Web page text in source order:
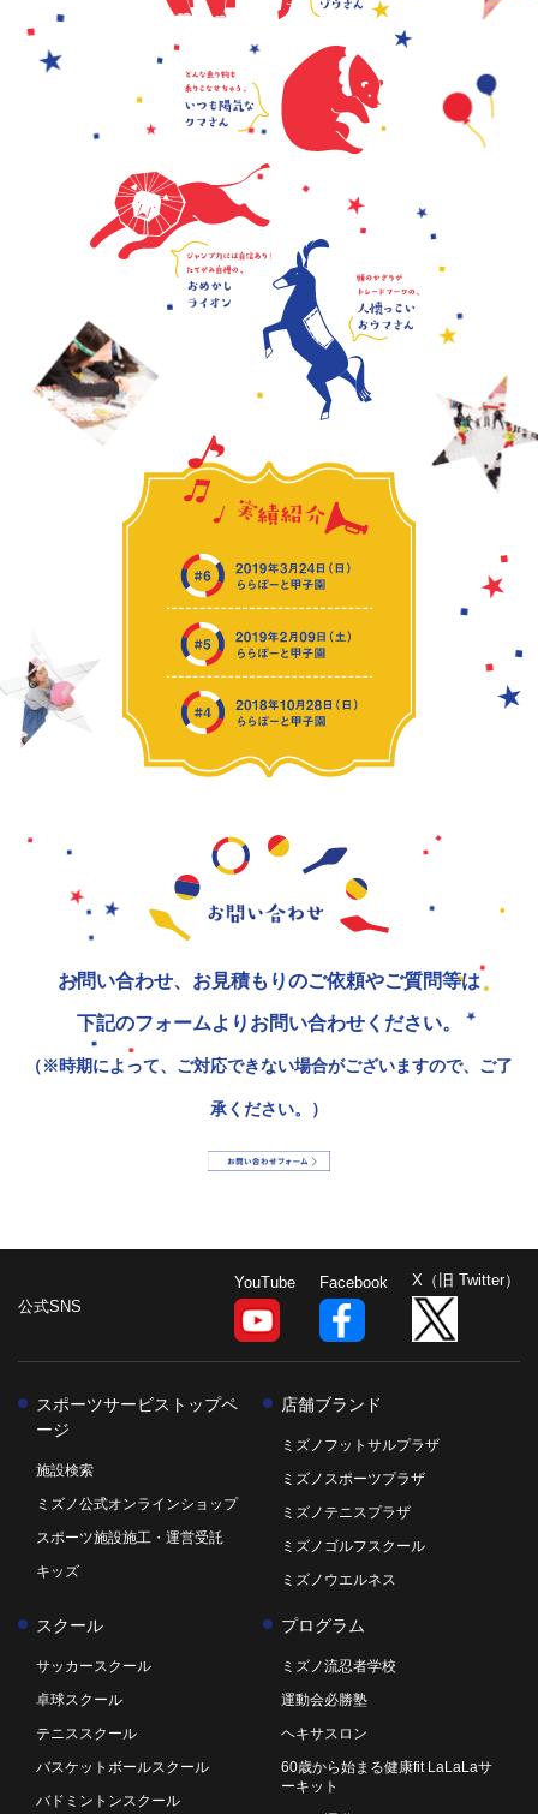
お問い合わせ、お見積もりのご依頼やご質問等は
下記のフォームよりお問い合わせください。
（※時期によって、ご対応できない場合がございますので、ご了
承ください。）
公式SNS
YouTube Facebook X（旧 Twitter）
スポーツサービストップペ
ージ
施設検索
ミズノ公式オンラインショップ
スポーツ施設施工・運営受託
キッズ
店舗ブランド
ミズノフットサルプラザ
ミズノスポーツプラザ
ミズノテニスプラザ
ミズノゴルフスクール
ミズノウエルネス
スクール
サッカースクール
卓球スクール
テニススクール
バスケットボールスクール
バドミントンスクール
プログラム
ミズノ流忍者学校
運動会必勝塾
ヘキサスロン
60歳から始まる健康fit LaLaLaサ
ーキット